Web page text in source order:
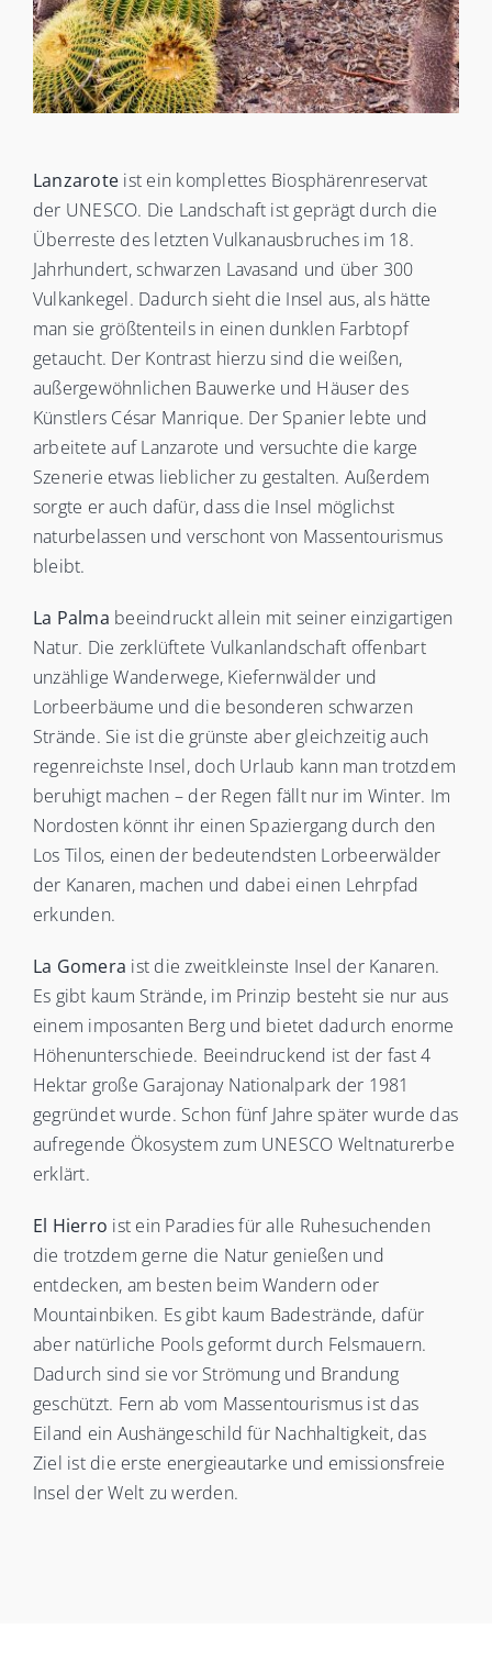
Lanzarote ist ein komplettes Biosphärenreservat
der UNESCO. Die Landschaft ist geprägt durch die
Überreste des letzten Vulkanausbruches im 18.
Jahrhundert, schwarzen Lavasand und über 300
Vulkankegel. Dadurch sieht die Insel aus, als hätte
man sie größtenteils in einen dunklen Farbtopf
getaucht. Der Kontrast hierzu sind die weißen,
außergewöhnlichen Bauwerke und Häuser des
Künstlers César Manrique. Der Spanier lebte und
arbeitete auf Lanzarote und versuchte die karge
Szenerie etwas lieblicher zu gestalten. Außerdem
sorgte er auch dafür, dass die Insel möglichst
naturbelassen und verschont von Massentourismus
bleibt.
La Palma beeindruckt allein mit seiner einzigartigen
Natur. Die zerklüftete Vulkanlandschaft offenbart
unzählige Wanderwege, Kiefernwälder und
Lorbeerbäume und die besonderen schwarzen
Strände. Sie ist die grünste aber gleichzeitig auch
regenreichste Insel, doch Urlaub kann man trotzdem
beruhigt machen – der Regen fällt nur im Winter. Im
Nordosten könnt ihr einen Spaziergang durch den
Los Tilos, einen der bedeutendsten Lorbeerwälder
der Kanaren, machen und dabei einen Lehrpfad
erkunden.
La Gomera ist die zweitkleinste Insel der Kanaren.
Es gibt kaum Strände, im Prinzip besteht sie nur aus
einem imposanten Berg und bietet dadurch enorme
Höhenunterschiede. Beeindruckend ist der fast 4
Hektar große Garajonay Nationalpark der 1981
gegründet wurde. Schon fünf Jahre später wurde das
aufregende Ökosystem zum UNESCO Weltnaturerbe
erklärt.
El Hierro ist ein Paradies für alle Ruhesuchenden
die trotzdem gerne die Natur genießen und
entdecken, am besten beim Wandern oder
Mountainbiken. Es gibt kaum Badestrände, dafür
aber natürliche Pools geformt durch Felsmauern.
Dadurch sind sie vor Strömung und Brandung
geschützt. Fern ab vom Massentourismus ist das
Eiland ein Aushängeschild für Nachhaltigkeit, das
Ziel ist die erste energieautarke und emissionsfreie
Insel der Welt zu werden.